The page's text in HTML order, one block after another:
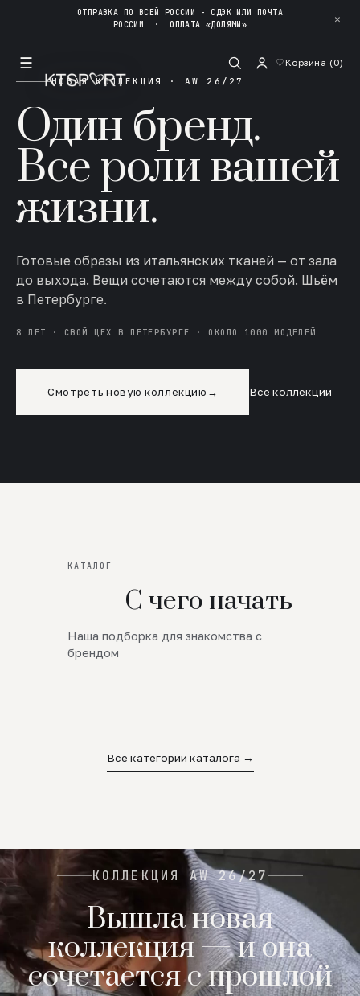
ОТПРАВКА ПО ВСЕЙ РОССИИ - СДЭК ИЛИ ПОЧТА
РОССИИ ·ОПЛАТА «ДОЛЯМИ» ✕
☰ ♡Корзина (0)
НОВАЯ КОЛЛЕКЦИЯ · AW 26/27
Один бренд.
Все роли вашей
жизни.
Готовые образы из итальянских тканей — от зала
до выхода. Вещи сочетаются между собой. Шьём
в Петербурге.
8 ЛЕТ · СВОЙ ЦЕХ В ПЕТЕРБУРГЕ · ОКОЛО 1000 МОДЕЛЕЙ
Смотреть новую коллекцию → Все коллекции
КАТАЛОГ
С чего начать
Наша подборка для знакомства с
брендом
Новинки
SALE
Все категории каталога →
КОЛЛЕКЦИЯ AW 26/27
Вышла новая
коллекция — и она
сочетается с прошлой